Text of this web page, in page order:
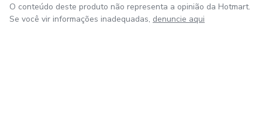
O conteúdo deste produto não representa a opinião da Hotmart.
Se você vir informações inadequadas, denuncie aqui